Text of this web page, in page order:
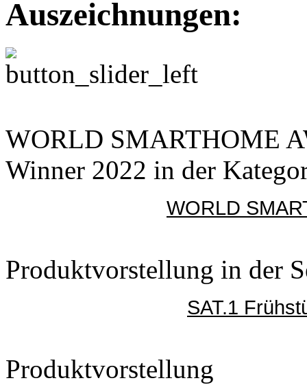
Auszeichnungen:
WORLD SMARTHOME
Winner 2022 in der
WORLD
Produktvorstellung in der
SAT.1
Produktvorstellung